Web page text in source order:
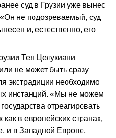
суд в Грузии уже вынес
не подозреваемый, суд
и, естественно, его
Тея Целукиани
не может быть сразу
экстрадиции необходимо
инстанций. «Мы не можем
отреагировать
как в европейских странах,
и в Западной Европе,